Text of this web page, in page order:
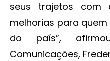
seus trajetos com
melhorias para
do país”,
Comunicações,